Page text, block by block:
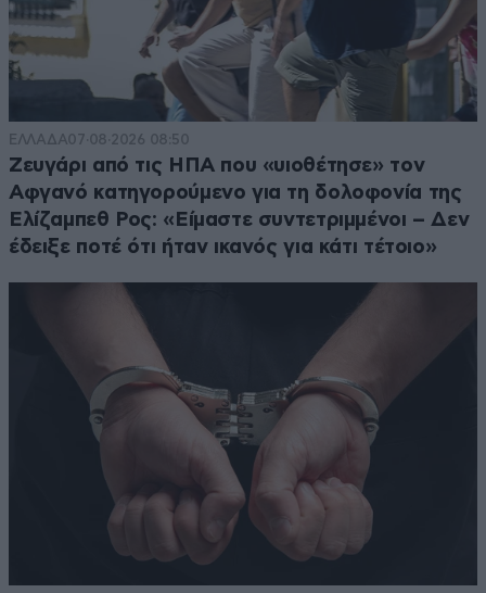
ΕΛΛΑΔΑ07·08·2026 08:50
Ζευγάρι από τις ΗΠΑ που «υιοθέτησε» τον
Αφγανό κατηγορούμενο για τη δολοφονία της
Ελίζαμπεθ Ρος: «Είμαστε συντετριμμένοι – Δεν
έδειξε ποτέ ότι ήταν ικανός για κάτι τέτοιο»